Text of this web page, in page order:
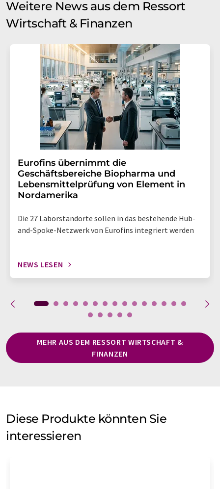
Weitere News aus dem Ressort
Wirtschaft & Finanzen
Eurofins übernimmt die
Geschäftsbereiche Biopharma und
Lebensmittelprüfung von Element in
Nordamerika
Die 27 Laborstandorte sollen in das bestehende Hub-
and-Spoke-Netzwerk von Eurofins integriert werden
NEWS LESEN
MEHR AUS DEM RESSORT WIRTSCHAFT &
FINANZEN
Diese Produkte könnten Sie
interessieren